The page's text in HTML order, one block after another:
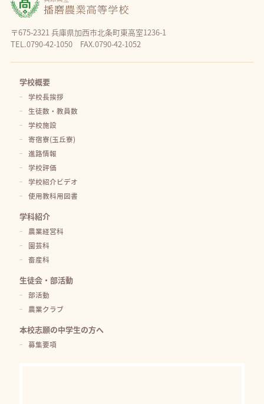
〒675-2321 兵庫県加西市北条町東高室1236-1
TEL.0790-42-1050 FAX.0790-42-1052
学校概要
学校長挨拶
生徒数・教員数
学校施設
寄宿寮(玉丘寮)
進路情報
学校評価
学校紹介ビデオ
使用教科用図書
学科紹介
農業経営科
園芸科
畜産科
生徒会・部活動
部活動
農業クラブ
本校志願の中学生の方へ
募集要項